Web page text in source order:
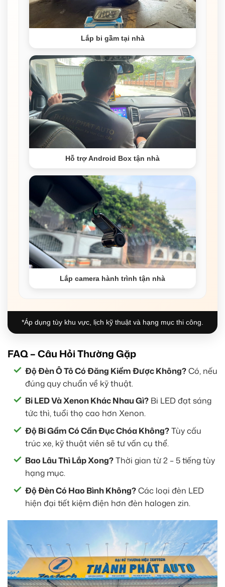
Lắp bi gầm tại nhà
Hỗ trợ Android Box tận nhà
Lắp camera hành trình tận nhà
*Áp dụng tùy khu vực, lịch kỹ thuật và hạng mục thi công.
FAQ – Câu Hỏi Thường Gặp
Độ Đèn Ô Tô Có Đăng Kiểm Được Không?Có, nếu
đúng quy chuẩn về kỹ thuật.
Bi LED Và Xenon Khác Nhau Gì? Bi LED đạt sáng
tức thì, tuổi thọ cao hơn Xenon.
Độ Bi Gầm Có Cần Đục Chóa Không?Tùy cấu
trúc xe, kỹ thuật viên sẽ tư vấn cụ thể.
Bao Lâu Thì Lắp Xong?Thời gian từ 2 – 5 tiếng tùy
hạng mục.
Độ Đèn Có Hao Bình Không?Các loại đèn LED
hiện đại tiết kiệm điện hơn đèn halogen zin.